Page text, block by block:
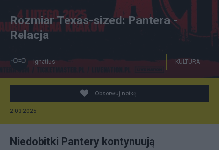
Rozmiar Texas-sized: Pantera -
Relacja
Ignatius KULTURA
Obserwuj notkę
2.03.2025
Niedobitki Pantery kontynuują